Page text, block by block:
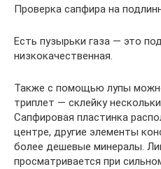
Проверка сапфира на
Есть пузырьки газа — это
низкокачественная.
Также с помощью лупы
триплет — склейку
Сапфировая пластинка
центре, другие элементы
более дешевые минералы.
просматривается при